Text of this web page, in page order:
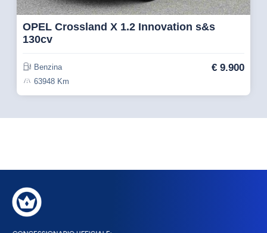
OPEL Crossland X 1.2 Innovation s&s
130cv
Benzina
63948 Km
€ 9.900